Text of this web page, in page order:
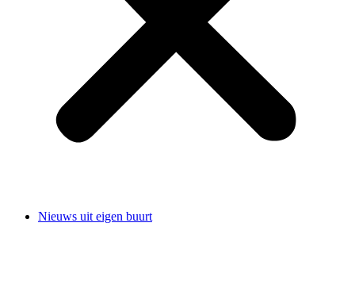
Nieuws uit eigen buurt